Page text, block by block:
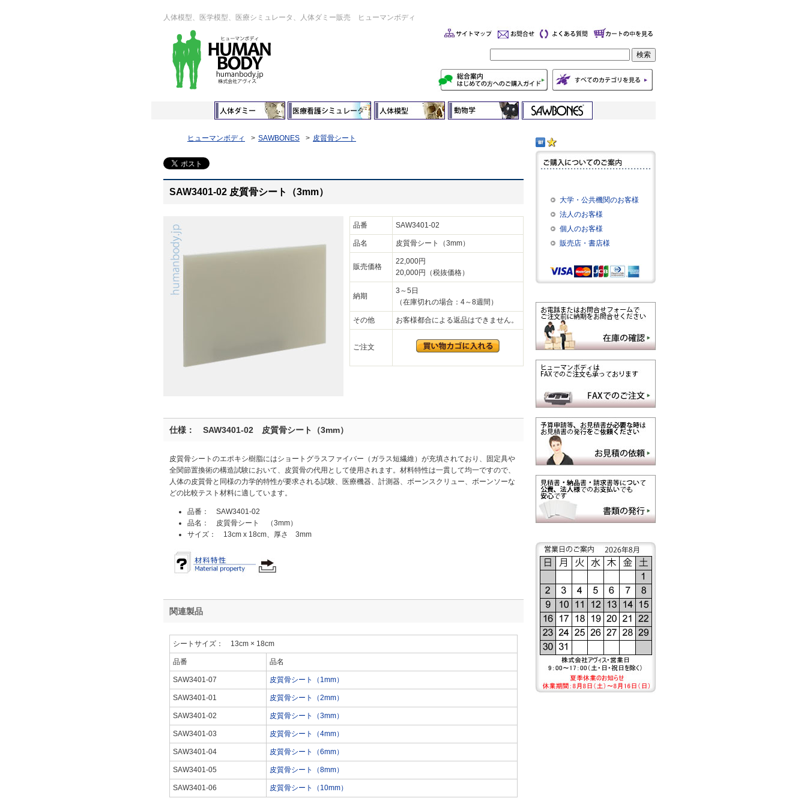
人体模型、医学模型、医療シミュレータ、人体ダミー販売 ヒューマンボディ
ヒューマンボディ SAWBONES 皮質骨シート
SAW3401-02 皮質骨シート（3mm）
品番 SAW3401-02
品名 皮質骨シート（3mm）
販売価格
22,000円
20,000円（税抜価格）
納期
3～5日
（在庫切れの場合：4～8週間）
その他 お客様都合による返品はできません。
ご注文
仕様： SAW3401-02 皮質骨シート（3mm）
皮質骨シートのエポキシ樹脂にはショートグラスファイバー（ガラス短繊維）が充填されており、固定具や
全関節置換術の構造試験において、皮質骨の代用として使用されます。材料特性は一貫して均一ですので、
人体の皮質骨と同様の力学的特性が要求される試験、医療機器、計測器、ボーンスクリュー、ボーンソーな
どの比較テスト材料に適しています。
品番： SAW3401-02
品名： 皮質骨シート （3mm）
サイズ： 13cm x 18cm、厚さ 3mm
関連製品
シートサイズ： 13cm × 18cm
品番 品名
SAW3401-07 皮質骨シート（1mm）
SAW3401-01 皮質骨シート（2mm）
SAW3401-02 皮質骨シート（3mm）
SAW3401-03 皮質骨シート（4mm）
SAW3401-04 皮質骨シート（6mm）
SAW3401-05 皮質骨シート（8mm）
SAW3401-06 皮質骨シート（10mm）
大学・公共機関のお客様
法人のお客様
個人のお客様
販売店・書店様